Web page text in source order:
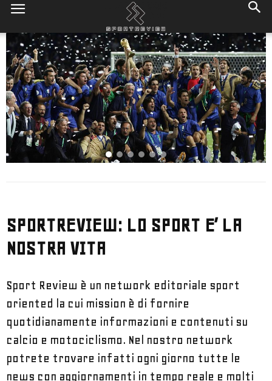
SPORTREVIEW: LO SPORT E’ LA
NOSTRA VITA
Sport Review è un network editoriale sport
oriented la cui mission è di fornire
quotidianamente informazioni e contenuti su
calcio e motociclismo. Nel nostro network
potrete trovare infatti ogni giorno tutte le
news con aggiornamenti in tempo reale e molti